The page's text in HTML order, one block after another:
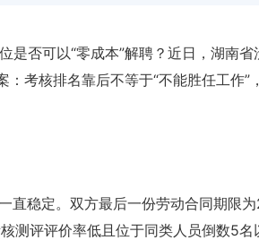
否可以“零成本”解聘？近日，湖南省
考核排名靠后不等于“不能胜任工作”
直稳定。双方最后一份劳动合同期限
测评评价率低且位于同类人员倒数5名